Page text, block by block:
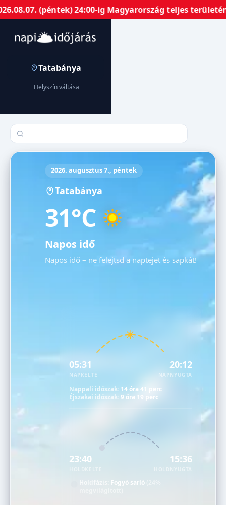
24:00-ig Magyarország teljes területén
Tatabánya
Helyszín váltása
Település keresése
2026. augusztus 7., péntek
Tatabánya
31°C
Napos idő
Napos idő – ne felejtsd a naptejet és sapkát!
05:31
NAPKELTE
20:12
NAPNYUGTA
Nappali időszak: 14 óra 41 perc
Éjszakai időszak:9 óra 19 perc
23:40 15:36
HOLDNYUGTA
Holdfázis: Fogyó sarló